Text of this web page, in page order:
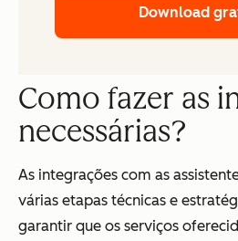
Download
Como fazer as
necessárias?
As integrações com as
várias etapas técnicas e
garantir que os serviços